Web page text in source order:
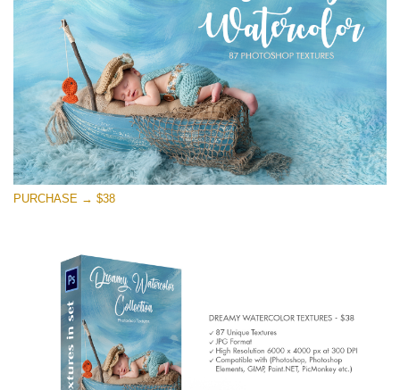
(85 Textures)
Large 6000*4000px
Entire Collection
(1783 Overlays)
Large 6000*4000px
Free download
PURCHASE → $38